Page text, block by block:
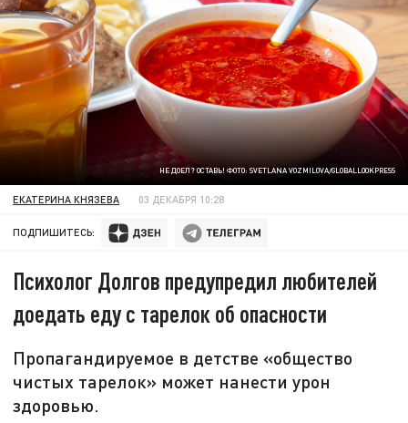
НЕ ДОЕЛ? ОСТАВЬ! ФОТО: SVETLANA VOZMILOVA/GLOBALLOOKPRESS
ЕКАТЕРИНА КНЯЗЕВА 03 ДЕКАБРЯ 10:28
ПОДПИШИТЕСЬ:
Психолог Долгов предупредил любителей
доедать еду с тарелок об опасности
Пропагандируемое в детстве «общество
чистых тарелок» может нанести урон
здоровью.